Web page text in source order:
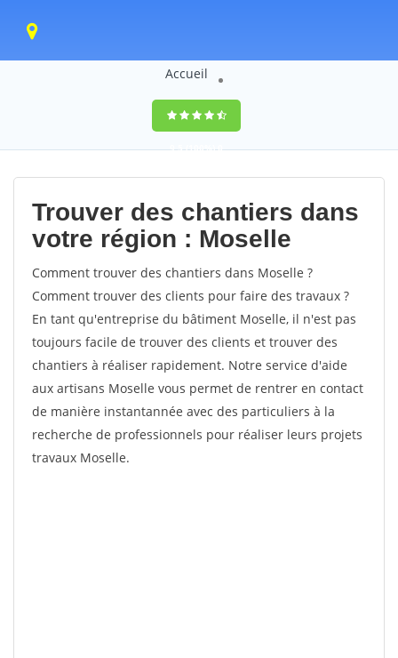
Accueil
9,5(100%)0
votes
Trouver des chantiers dans
votre région : Moselle
Comment trouver des chantiers dans Moselle ?
Comment trouver des clients pour faire des travaux ?
En tant qu'entreprise du bâtiment Moselle, il n'est pas
toujours facile de trouver des clients et trouver des
chantiers à réaliser rapidement. Notre service d'aide
aux artisans Moselle vous permet de rentrer en contact
de manière instantannée avec des particuliers à la
recherche de professionnels pour réaliser leurs projets
travaux Moselle.